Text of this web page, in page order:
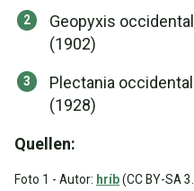
Geopyxis
(1902)
Plectania
(1928)
Quellen:
Foto 1 - Autor: hríb(CC BY-SA